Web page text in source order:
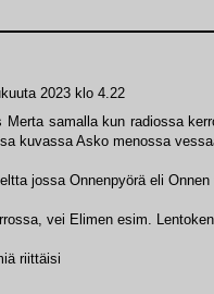
2023 klo 4.22
Merta samalla kun radiossa
kuvassa Asko menossa
jossa Onnenpyörä eli Onnen
vei Elimen esim.
riittäisi